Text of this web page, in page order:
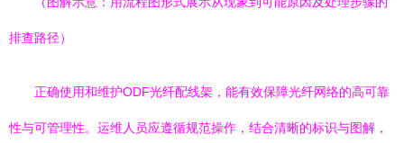
排查路径）
正确使用和维护ODF光纤配线架，能有效保障光纤网络的高可靠
性与可管理性。运维人员应遵循规范操作，结合清晰的标识与图解，